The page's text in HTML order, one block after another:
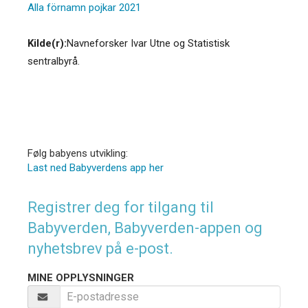
Alla förnamn pojkar 2021
Kilde(r):Navneforsker Ivar Utne og Statistisk
sentralbyrå.
Følg babyens utvikling:
Last ned Babyverdens app her
Registrer deg for tilgang til
Babyverden, Babyverden-appen og
nyhetsbrev på e-post.
MINE OPPLYSNINGER